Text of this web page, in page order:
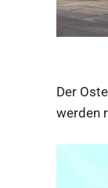
Der
werden